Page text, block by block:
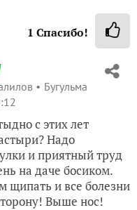
1 Спасибо!
Бугульма
с этих лет
Надо
и приятный труд
на даче босиком.
щипать и все болезни
Выше нос!